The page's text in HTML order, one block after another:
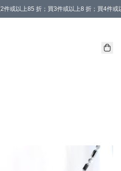
件或以上85 折；買3件或以上8 折；買4件或